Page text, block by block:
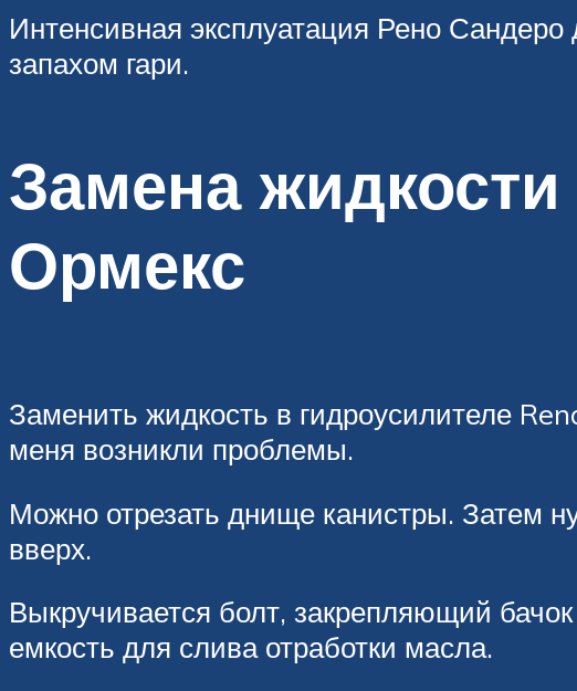
Интенсивная эксплуатация Рено
запахом гари.
Замена
Ормекс
Заменить жидкость в гидроусилителе
меня возникли проблемы.
Можно отрезать днище канистры. Затем
вверх.
Выкручивается болт, закрепляющий
емкость для слива отработки масла.